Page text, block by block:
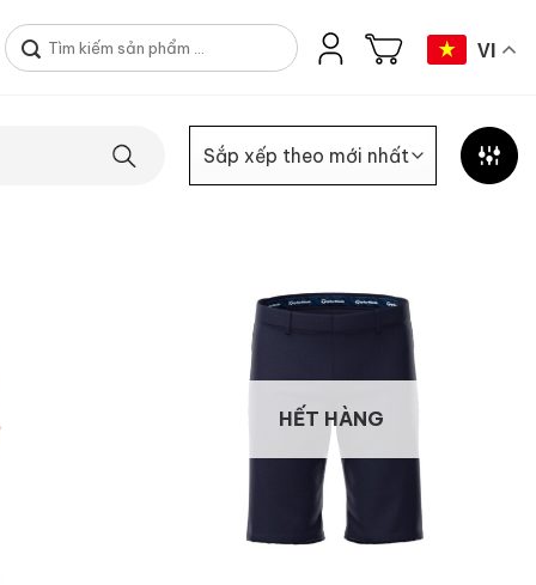
Tìm
kiếm:
VI
HẾT HÀNG